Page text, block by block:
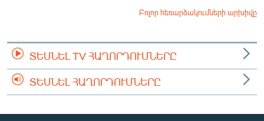
Բոլոր հեռարձակումների արխիվը
ՏԵՍՆԵԼ TV ՀԱՂՈՐԴՈՒՄՆԵՐԸ
ՏԵՍՆԵԼ ՀԱՂՈՐԴՈՒՄՆԵՐԸ